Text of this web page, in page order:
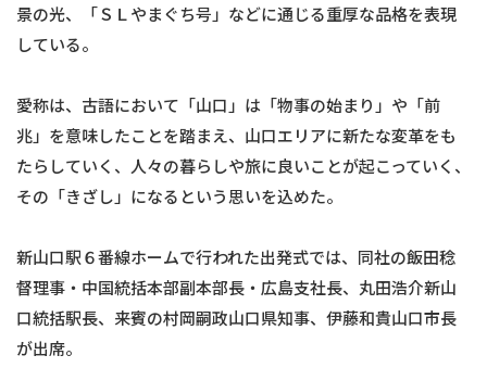
景の光、「ＳＬやまぐち号」などに通じる重厚な品格を表現
している。
愛称は、古語において「山口」は「物事の始まり」や「前
兆」を意味したことを踏まえ、山口エリアに新たな変革をも
たらしていく、人々の暮らしや旅に良いことが起こっていく、
その「きざし」になるという思いを込めた。
新山口駅６番線ホームで行われた出発式では、同社の飯田稔
督理事・中国統括本部副本部長・広島支社長、丸田浩介新山
口統括駅長、来賓の村岡嗣政山口県知事、伊藤和貴山口市長
が出席。